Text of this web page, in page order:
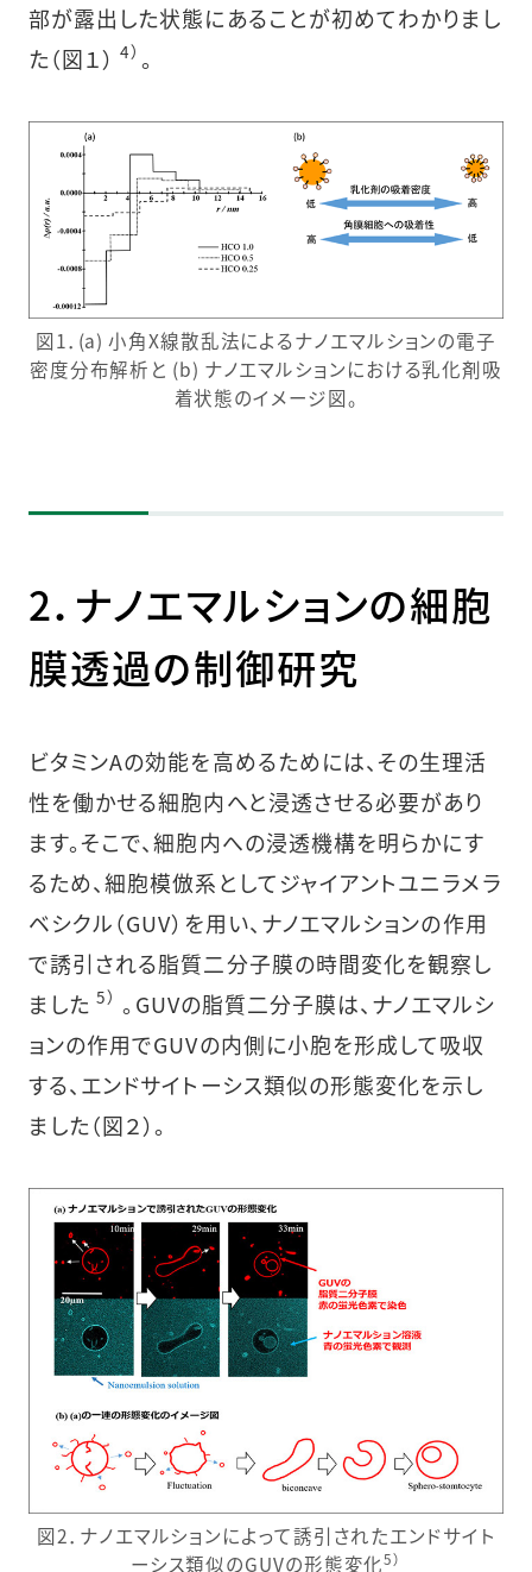
部が露出した状態にあることが初めてわかりまし
た（図１）4） 。
図1．(a) 小角X線散乱法によるナノエマルションの電子
密度分布解析と (b) ナノエマルションにおける乳化剤吸
着状態のイメージ図。
2．ナノエマルションの細胞
膜透過の制御研究
ビタミンAの効能を高めるためには、その生理活
性を働かせる細胞内へと浸透させる必要があり
ます。そこで、細胞内への浸透機構を明らかにす
るため、細胞模倣系としてジャイアントユニラメラ
ベシクル（GUV）を用い、ナノエマルションの作用
で誘引される脂質二分子膜の時間変化を観察し
ました5） 。GUVの脂質二分子膜は、ナノエマルシ
ョンの作用でGUVの内側に小胞を形成して吸収
する、エンドサイトーシス類似の形態変化を示し
ました（図２）。
図2．ナノエマルションによって誘引されたエンドサイト
ーシス類似のGUVの形態変化5）